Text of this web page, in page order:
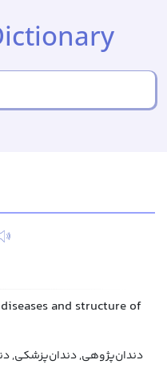
and structure of
دندان‌پژوهی, دندان‌پزشکی,